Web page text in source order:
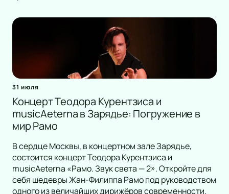
31 июля
Концерт Теодора Курентзиса и
musicAeterna в Зарядье: Погружение в
мир Рамо
В сердце Москвы, в концертном зале Зарядье,
состоится концерт Теодора Курентзиса и
musicAeterna «Рамо. Звук света — 2». Откройте для
себя шедевры Жан-Филиппа Рамо под руководством
одного из величайших дирижёров современности.